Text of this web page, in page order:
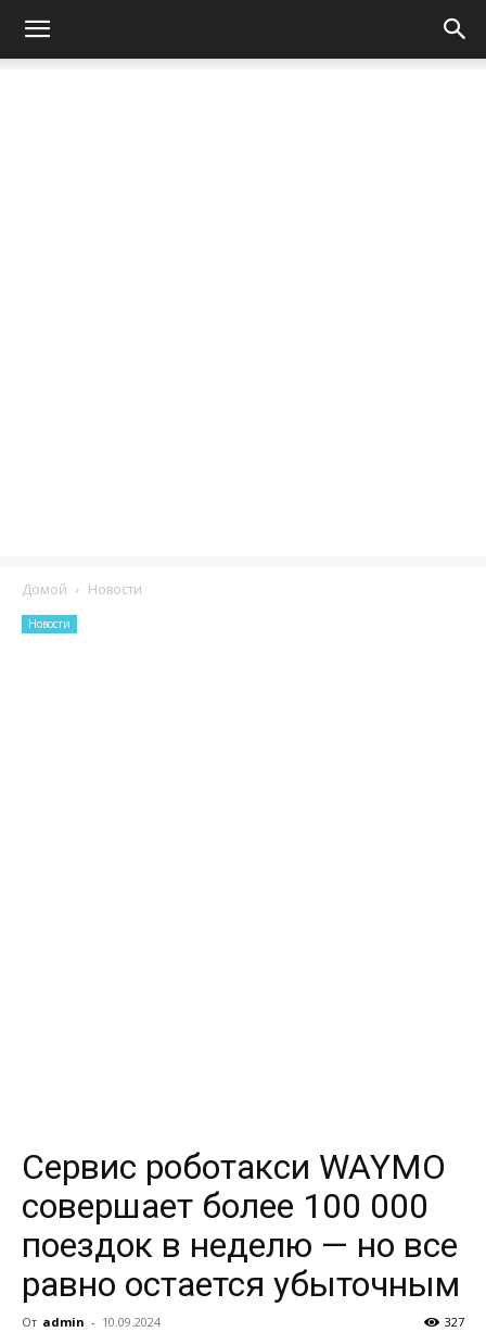
Домой Новости
Новости
Сервис роботакси WAYMO
совершает более 100 000
поездок в неделю — но все
равно остается убыточным
От admin - 10.09.2024 327